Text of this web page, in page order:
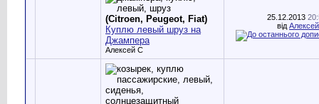
(Citroen, Peugeot, Fiat)
Куплю левый шруз на
Джампера
Алексей С
25.12.2013
від